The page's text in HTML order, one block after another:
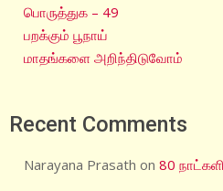
பொருத்துக – 49
பறக்கும் பூநாய்
மாதங்களை அறிந்திடுவோம்
Recent Comments
Narayana Prasath on80